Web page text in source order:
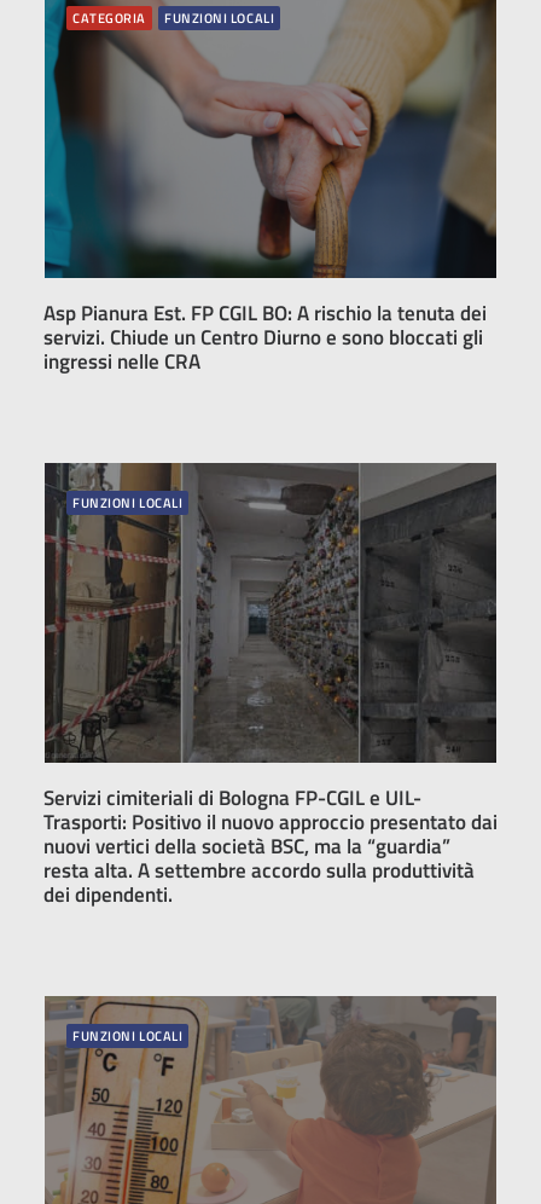
CATEGORIA FUNZIONI LOCALI
Asp Pianura Est. FP CGIL BO: A rischio la tenuta dei
servizi. Chiude un Centro Diurno e sono bloccati gli
ingressi nelle CRA
FUNZIONI LOCALI
Servizi cimiteriali di Bologna FP-CGIL e UIL-
Trasporti: Positivo il nuovo approccio presentato dai
nuovi vertici della società BSC, ma la “guardia”
resta alta. A settembre accordo sulla produttività
dei dipendenti.
FUNZIONI LOCALI